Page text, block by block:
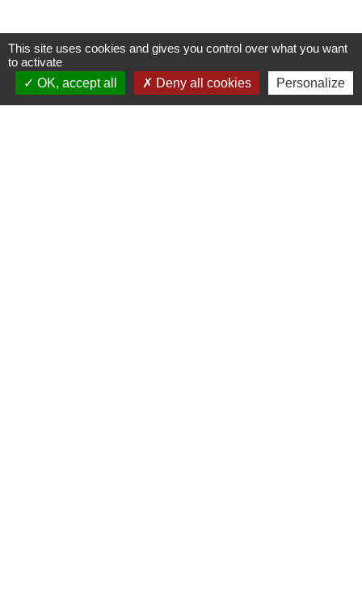
Accès Directs
This site uses cookies and gives you control over what you want
to activate
OK, accept all
Deny all cookies Personalize